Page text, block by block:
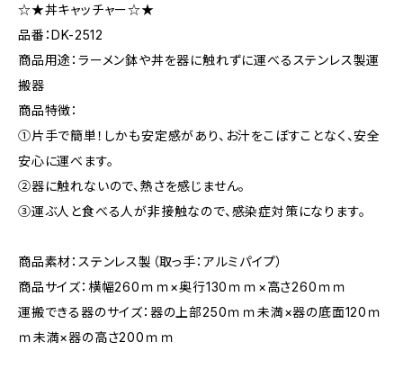
☆★丼キャッチャー☆★
品番：DK-2512
商品用途：ラーメン鉢や丼を器に触れずに運べるステンレス製運
搬器
商品特徴：
①片手で簡単！しかも安定感があり、お汁をこぼすことなく、安全
安心に運べます。
②器に触れないので、熱さを感じません。
③運ぶ人と食べる人が非接触なので、感染症対策になります。
商品素材：ステンレス製（取っ手：アルミパイプ）
商品サイズ：横幅260ｍｍ×奥行130ｍｍ×高さ260ｍｍ
運搬できる器のサイズ：器の上部250ｍｍ未満×器の底面120ｍ
ｍ未満×器の高さ200ｍｍ